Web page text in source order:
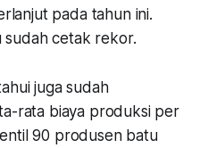
pada tahun ini.
sudah cetak rekor.
juga sudah
rata biaya produksi per
90 produsen batu